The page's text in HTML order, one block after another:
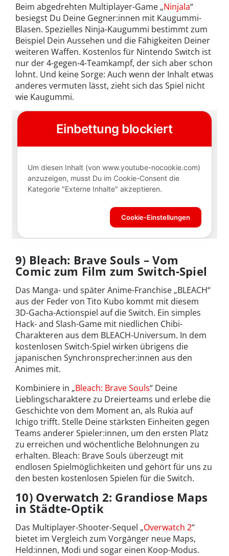
Beim abgedrehten Multiplayer-Game „Ninjala“
besiegst Du Deine Gegner:innen mit Kaugummi-
Blasen. Spezielles Ninja-Kaugummi bestimmt zum
Beispiel Dein Aussehen und die Fähigkeiten Deiner
weiteren Waffen. Kostenlos für Nintendo Switch ist
nur der 4-gegen-4-Teamkampf, der sich aber schon
lohnt. Und keine Sorge: Auch wenn der Inhalt etwas
anderes vermuten lässt, zieht sich das Spiel nicht
wie Kaugummi.
9) Bleach: Brave Souls – Vom
Comic zum Film zum Switch-Spiel
Das Manga- und später Anime-Franchise „BLEACH“
aus der Feder von Tito Kubo kommt mit diesem
3D-Gacha-Actionspiel auf die Switch. Ein simples
Hack- and Slash-Game mit niedlichen Chibi-
Charakteren aus dem BLEACH-Universum. In dem
kostenlosen Switch-Spiel wirken übrigens die
japanischen Synchronsprecher:innen aus den
Animes mit.
Kombiniere in „Bleach: Brave Souls“ Deine
Lieblingscharaktere zu Dreierteams und erlebe die
Geschichte von dem Moment an, als Rukia auf
Ichigo trifft. Stelle Deine stärksten Einheiten gegen
Teams anderer Spieler:innen, um den ersten Platz
zu erreichen und wöchentliche Belohnungen zu
erhalten. Bleach: Brave Souls überzeugt mit
endlosen Spielmöglichkeiten und gehört für uns zu
den besten kostenlosen Spielen für die Switch.
10) Overwatch 2: Grandiose Maps
in Städte-Optik
Das Multiplayer-Shooter-Sequel „Overwatch 2“
bietet im Vergleich zum Vorgänger neue Maps,
Held:innen, Modi und sogar einen Koop-Modus.